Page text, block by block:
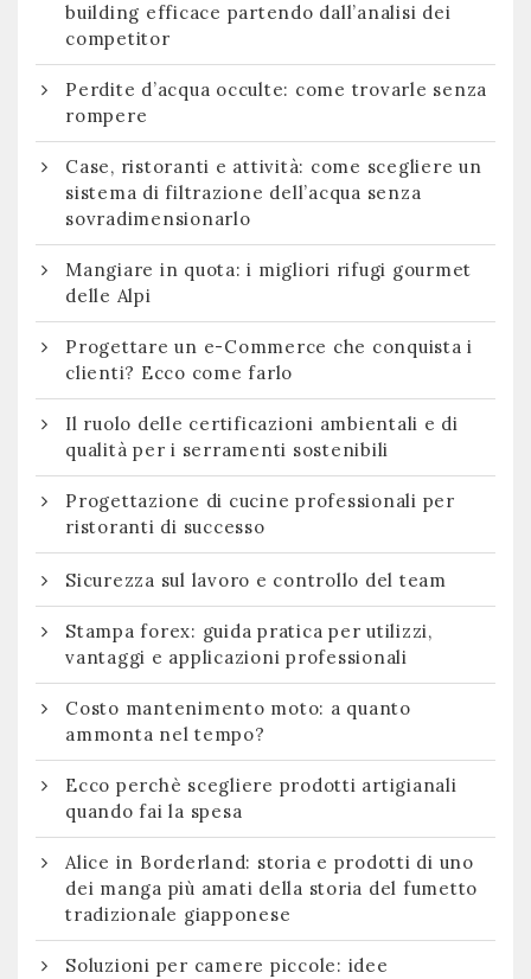
building efficace partendo dall’analisi dei
competitor
Perdite d’acqua occulte: come trovarle senza
rompere
Case, ristoranti e attività: come scegliere un
sistema di filtrazione dell’acqua senza
sovradimensionarlo
Mangiare in quota: i migliori rifugi gourmet
delle Alpi
Progettare un e-Commerce che conquista i
clienti? Ecco come farlo
Il ruolo delle certificazioni ambientali e di
qualità per i serramenti sostenibili
Progettazione di cucine professionali per
ristoranti di successo
Sicurezza sul lavoro e controllo del team
Stampa forex: guida pratica per utilizzi,
vantaggi e applicazioni professionali
Costo mantenimento moto: a quanto
ammonta nel tempo?
Ecco perchè scegliere prodotti artigianali
quando fai la spesa
Alice in Borderland: storia e prodotti di uno
dei manga più amati della storia del fumetto
tradizionale giapponese
Soluzioni per camere piccole: idee